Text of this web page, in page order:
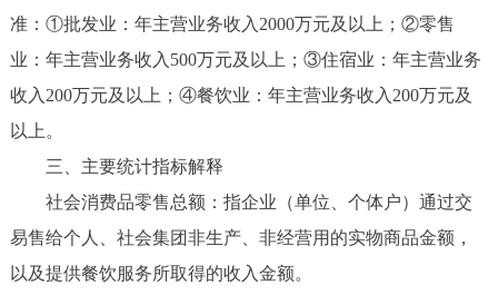
准：①批发业：年主营业务收入2000万元及以上；②零售
业：年主营业务收入500万元及以上；③住宿业：年主营业务
收入200万元及以上；④餐饮业：年主营业务收入200万元及
以上。
三、主要统计指标解释
社会消费品零售总额：指企业（单位、个体户）通过交
易售给个人、社会集团非生产、非经营用的实物商品金额，
以及提供餐饮服务所取得的收入金额。